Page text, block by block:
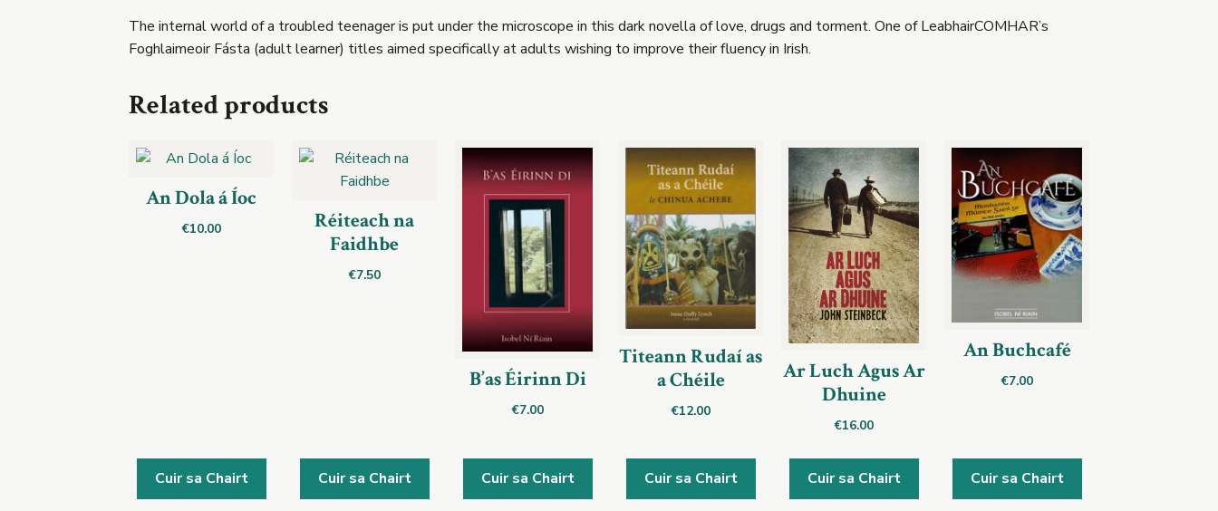
The internal world of a troubled teenager is put under the microscope in this dark novella of love, drugs and torment. One of LeabhairCOMHAR’s
Foghlaimeoir Fásta (adult learner) titles aimed specifically at adults wishing to improve their fluency in Irish.
Related products
An Dola á Íoc
€10.00
Cuir sa Chairt
Réiteach na
Faidhbe
€7.50
Cuir sa Chairt
B’as Éirinn Di
€7.00
Cuir sa Chairt
Titeann Rudaí as
a Chéile
€12.00
Cuir sa Chairt
Ar Luch Agus Ar
Dhuine
€16.00
Cuir sa Chairt
An Buchcafé
€7.00
Cuir sa Chairt